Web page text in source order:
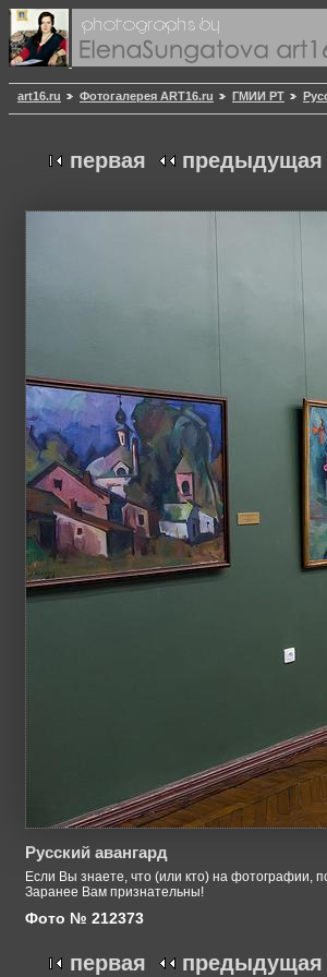
art16.ru Фотогалерея ART16.ru ГМИИ РТ
первая предыдущая
Русский авангард
Если Вы знаете, что (или кто) на фотографии,
Заранее Вам признательны!
Фото № 212373
первая предыдущая